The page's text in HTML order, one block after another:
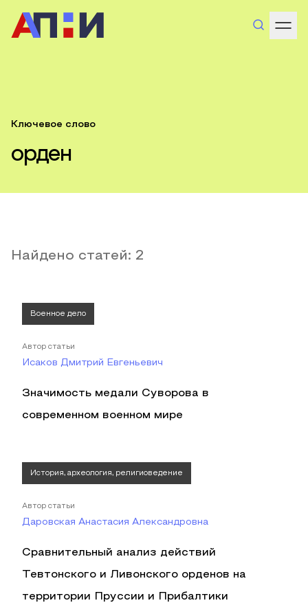
Ключевое слово
орден
Найдено статей: 2
Военное дело
Автор статьи
Исаков Дмитрий Евгеньевич
Значимость медали Суворова в
современном военном мире
История, археология, религиоведение
Автор статьи
Даровская Анастасия Александровна
Сравнительный анализ действий
Тевтонского и Ливонского орденов на
территории Пруссии и Прибалтики